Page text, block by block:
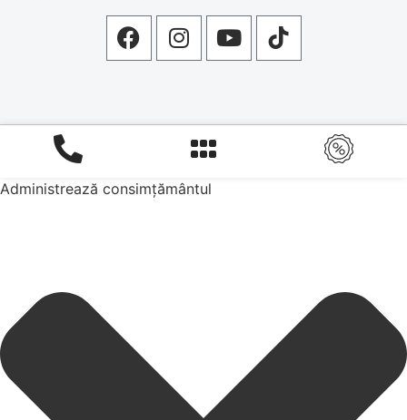
Administrează consimțământul